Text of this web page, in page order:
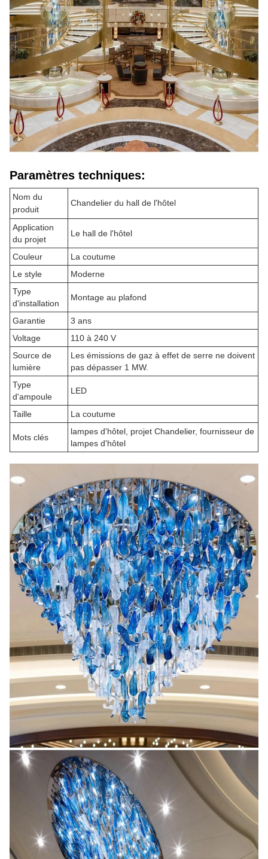
Paramètres techniques:
Nom du
produit
Chandelier du hall de l'hôtel
Application
du projet
Le hall de l'hôtel
Couleur
La coutume
Le style
Moderne
Type
d'installation
Montage au plafond
Garantie
3 ans
Voltage
110 à 240 V
Source de
lumière
Les émissions de gaz à effet de serre ne doivent
pas dépasser 1 MW.
Type
d'ampoule
LED
Taille La coutume
Mots clés
lampes d'hôtel, projet Chandelier, fournisseur de
lampes d'hôtel